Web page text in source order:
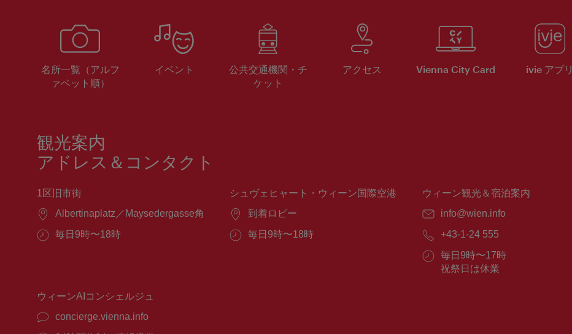
名所一覧（アルフ
ァベット順）
イベント
公共交通機関・チ
ケット
アクセス Vienna City Card ivie アプリ
観光案内
アドレス＆コンタクト
1区旧市街
場
Albertinaplatz／Maysedergasse角
営
毎日9時〜18時
シュヴェヒャート・ウィーン国際空港
場
到着ロビー
営
毎日9時〜18時
ウィーン観光＆宿泊案内
E
ー
ル：
info@wien.info
電
番
号：
+43-1-24 555
営
業
毎日9時〜17時
祝祭日は休業
ウィーンAIコンシェルジュ
concierge.vienna.info